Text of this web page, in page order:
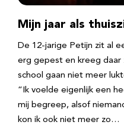
Mijn jaar als
De 12-jarige Petijn zit al
erg gepest en kreeg daar
school gaan niet meer
“Ik voelde eigenlijk een
mij begreep, alsof
kon ik ook niet meer zo…